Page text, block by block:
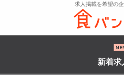
求人掲載を希望の
新着求